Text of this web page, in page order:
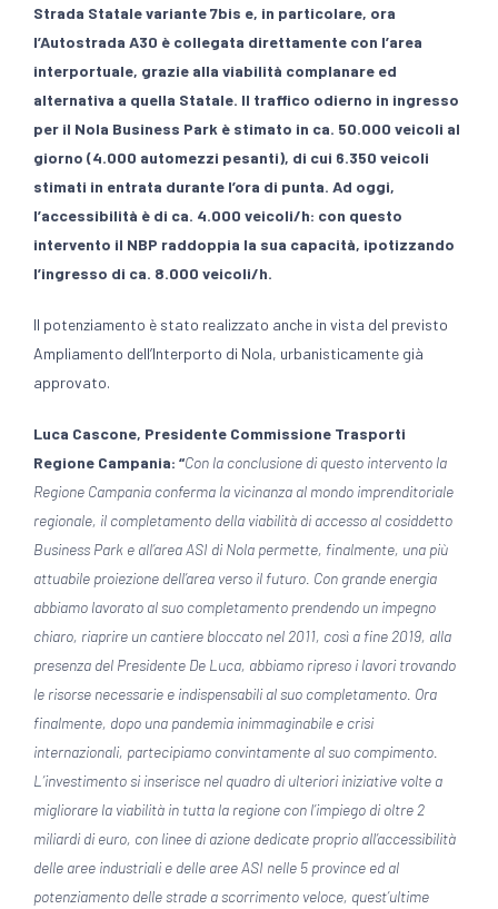
Strada Statale variante 7bis e, in particolare, ora
l’Autostrada A30 è collegata direttamente con l’area
interportuale, grazie alla viabilità complanare ed
alternativa a quella Statale. Il traffico odierno in ingresso
per il Nola Business Park è stimato in ca. 50.000 veicoli al
giorno (4.000 automezzi pesanti), di cui 6.350 veicoli
stimati in entrata durante l’ora di punta. Ad oggi,
l’accessibilità è di ca. 4.000 veicoli/h: con questo
intervento il NBP raddoppia la sua capacità, ipotizzando
l’ingresso di ca. 8.000 veicoli/h.
Il potenziamento è stato realizzato anche in vista del previsto
Ampliamento dell’Interporto di Nola, urbanisticamente già
approvato.
Luca Cascone, Presidente Commissione Trasporti
Regione Campania: “Con la conclusione di questo intervento la
Regione Campania conferma la vicinanza al mondo imprenditoriale
regionale, il completamento della viabilità di accesso al cosiddetto
Business Park e all’area ASI di Nola permette, finalmente, una più
attuabile proiezione dell’area verso il futuro. Con grande energia
abbiamo lavorato al suo completamento prendendo un impegno
chiaro, riaprire un cantiere bloccato nel 2011, così a fine 2019, alla
presenza del Presidente De Luca, abbiamo ripreso i lavori trovando
le risorse necessarie e indispensabili al suo completamento. Ora
finalmente, dopo una pandemia inimmaginabile e crisi
internazionali, partecipiamo convintamente al suo compimento.
L’investimento si inserisce nel quadro di ulteriori iniziative volte a
migliorare la viabilità in tutta la regione con l’impiego di oltre 2
miliardi di euro, con linee di azione dedicate proprio all’accessibilità
delle aree industriali e delle aree ASI nelle 5 province ed al
potenziamento delle strade a scorrimento veloce, quest’ultime